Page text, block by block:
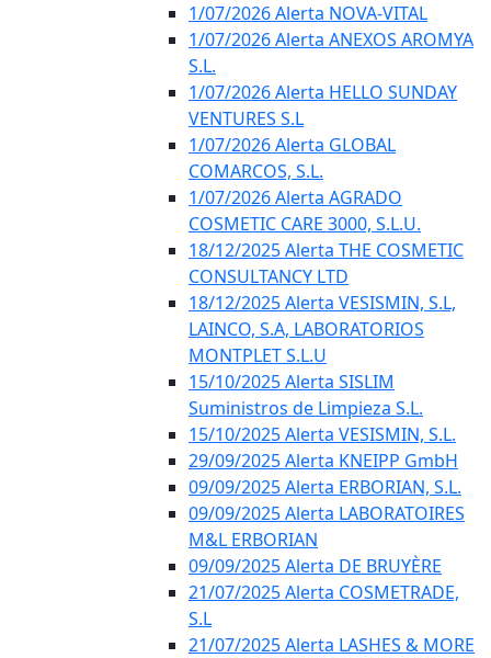
1/07/2026 Alerta NOVA-VITAL
1/07/2026 Alerta ANEXOS AROMYA
S.L.
1/07/2026 Alerta HELLO SUNDAY
VENTURES S.L
1/07/2026 Alerta GLOBAL
COMARCOS, S.L.
1/07/2026 Alerta AGRADO
COSMETIC CARE 3000, S.L.U.
18/12/2025 Alerta THE COSMETIC
CONSULTANCY LTD
18/12/2025 Alerta VESISMIN, S.L,
LAINCO, S.A, LABORATORIOS
MONTPLET S.L.U
15/10/2025 Alerta SISLIM
Suministros de Limpieza S.L.
15/10/2025 Alerta VESISMIN, S.L.
29/09/2025 Alerta KNEIPP GmbH
09/09/2025 Alerta ERBORIAN, S.L.
09/09/2025 Alerta LABORATOIRES
M&L ERBORIAN
09/09/2025 Alerta DE BRUYÈRE
21/07/2025 Alerta COSMETRADE,
S.L
21/07/2025 Alerta LASHES & MORE